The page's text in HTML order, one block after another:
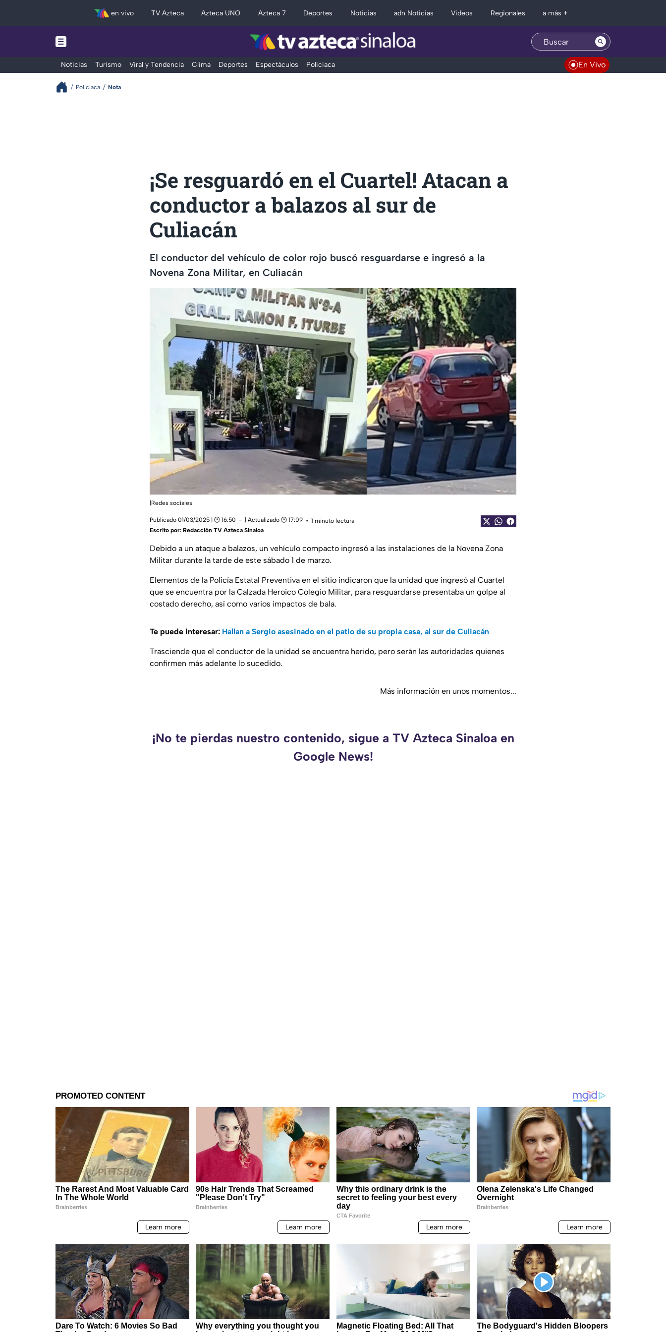
en vivo TV Azteca Azteca UNO Azteca 7 Deportes Noticias adn Noticias Videos Regionales a más +
Noticias Turismo Viral y Tendencia Clima Deportes Espectáculos Policiaca En Vivo
Policiaca Nota
¡Se resguardó en el Cuartel! Atacan a
conductor a balazos al sur de
Culiacán
El conductor del vehículo de color rojo buscó resguardarse e ingresó a la
Novena Zona Militar, en Culiacán
|Redes sociales
Publicado 01/03/2025 | 🕑 16:50 | Actualizado 🕑 17:09
1 minuto lectura
Escrito por: Redacción TV Azteca Sinaloa
Debido a un ataque a balazos, un vehículo compacto ingresó a las instalaciones de la Novena Zona
Militar durante la tarde de este sábado 1 de marzo.
Elementos de la Policía Estatal Preventiva en el sitio indicaron que la unidad que ingresó al Cuartel
que se encuentra por la Calzada Heroico Colegio Militar, para resguardarse presentaba un golpe al
costado derecho, así como varios impactos de bala.
Te puede interesar: Hallan a Sergio asesinado en el patio de su propia casa, al sur de Culiacán
Trasciende que el conductor de la unidad se encuentra herido, pero serán las autoridades quienes
confirmen más adelante lo sucedido.
Más información en unos momentos...
¡No te pierdas nuestro contenido, sigue a TV Azteca Sinaloa en
Google News!